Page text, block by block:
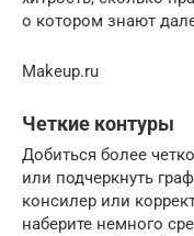
о котором знают
Makeup.ru
Четкие контуры
Добиться более
или подчеркнуть
консилер или
наберите немного